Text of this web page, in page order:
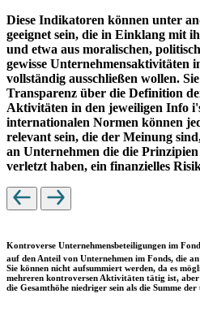
Diese Indikatoren können unter
geeignet sein, die in Einklang mit
und etwa aus moralischen,
gewisse Unternehmensaktivitäten
vollständig ausschließen wollen.
Transparenz über die Definition
Aktivitäten in den jeweiligen Info
internationalen Normen können
relevant sein, die der Meinung
an Unternehmen die die
verletzt haben, ein finanzielles
Kontroverse Unternehmensbeteiligungen im
auf den Anteil von Unternehmen im Fonds, die
Sie können nicht aufsummiert werden, da es
mehreren kontroversen Aktivitäten tätig ist,
die Gesamthöhe niedriger sein als die Summe